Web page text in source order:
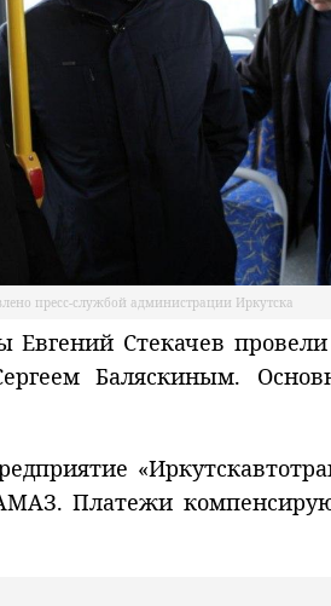
пресс-службой администрации Иркутска
Стекачев
Баляскиным.
Платежи